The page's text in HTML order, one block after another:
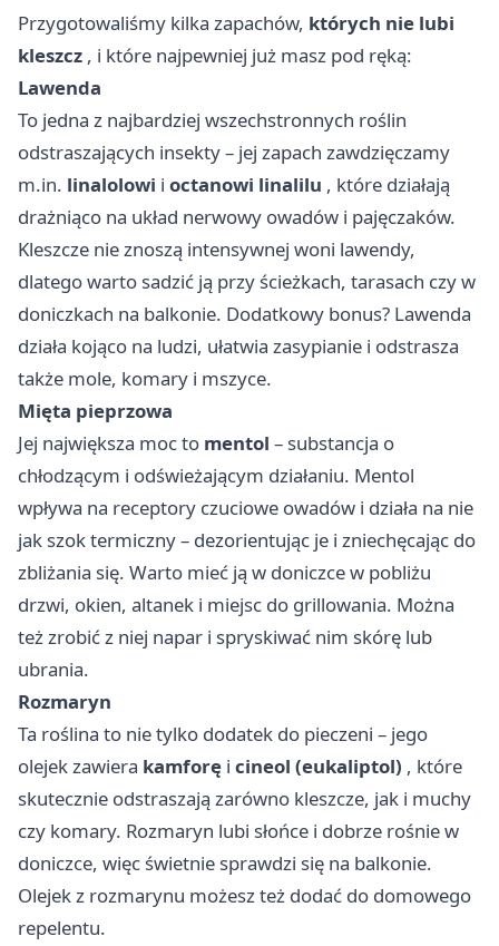
Przygotowaliśmy kilka zapachów, których nie lubi
kleszcz , i które najpewniej już masz pod ręką:
Lawenda
To jedna z najbardziej wszechstronnych roślin
odstraszających insekty – jej zapach zawdzięczamy
m.in. linalolowi i octanowi linalilu , które działają
drażniąco na układ nerwowy owadów i pajęczaków.
Kleszcze nie znoszą intensywnej woni lawendy,
dlatego warto sadzić ją przy ścieżkach, tarasach czy w
doniczkach na balkonie. Dodatkowy bonus? Lawenda
działa kojąco na ludzi, ułatwia zasypianie i odstrasza
także mole, komary i mszyce.
Mięta pieprzowa
Jej największa moc to mentol – substancja o
chłodzącym i odświeżającym działaniu. Mentol
wpływa na receptory czuciowe owadów i działa na nie
jak szok termiczny – dezorientując je i zniechęcając do
zbliżania się. Warto mieć ją w doniczce w pobliżu
drzwi, okien, altanek i miejsc do grillowania. Można
też zrobić z niej napar i spryskiwać nim skórę lub
ubrania.
Rozmaryn
Ta roślina to nie tylko dodatek do pieczeni – jego
olejek zawiera kamforę i cineol (eukaliptol) , które
skutecznie odstraszają zarówno kleszcze, jak i muchy
czy komary. Rozmaryn lubi słońce i dobrze rośnie w
doniczce, więc świetnie sprawdzi się na balkonie.
Olejek z rozmarynu możesz też dodać do domowego
repelentu.